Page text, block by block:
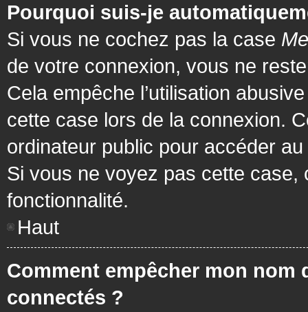
Pourquoi suis-je
Si vous ne cochez pas la case
de votre connexion, vous ne
Cela empêche l’utilisation
cette case lors de la connexion.
ordinateur public pour accéder
Si vous ne voyez pas cette case,
fonctionnalité.
Haut
Comment empêcher mon nom
connectés ?